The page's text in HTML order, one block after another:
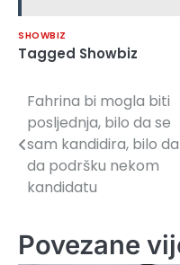
SHOWBIZ
Tagged Showbiz
Navigacija
članaka
Fahrina bi mogla biti
posljednja, bilo da se
sam kandidira, bilo da
da podršku nekom
kandidatu
Povezane